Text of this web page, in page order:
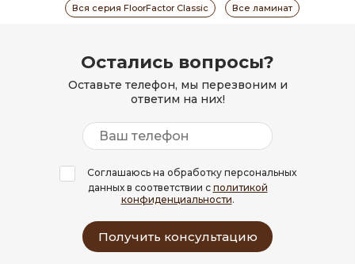
Вся серия FloorFactor Classic Все ламинат
Остались вопросы?
Оставьте телефон, мы перезвоним и
ответим на них!
Соглашаюсь на обработку персональных
данных в соответствии с политикой
конфиденциальности.
Получить консультацию